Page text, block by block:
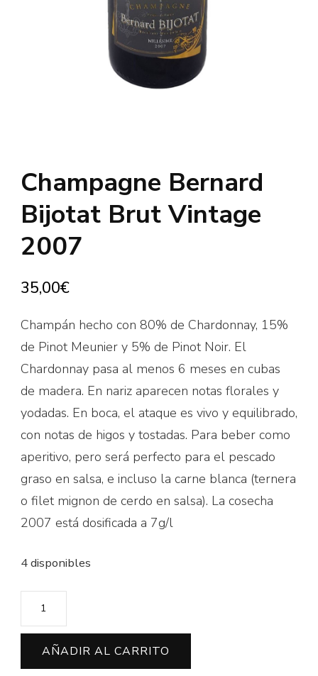
Champagne Bernard
Bijotat Brut Vintage
2007
35,00€
Champán hecho con 80% de Chardonnay, 15%
de Pinot Meunier y 5% de Pinot Noir. El
Chardonnay pasa al menos 6 meses en cubas
de madera. En nariz aparecen notas florales y
yodadas. En boca, el ataque es vivo y equilibrado,
con notas de higos y tostadas. Para beber como
aperitivo, pero será perfecto para el pescado
graso en salsa, e incluso la carne blanca (ternera
o filet mignon de cerdo en salsa). La cosecha
2007 está dosificada a 7g/l
4 disponibles
Champagne
Bernard
Bijotat
Brut
AÑADIR AL CARRITO